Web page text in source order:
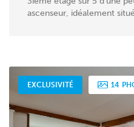
ascenseur, idéalement
EXCLUSIVITÉ 14